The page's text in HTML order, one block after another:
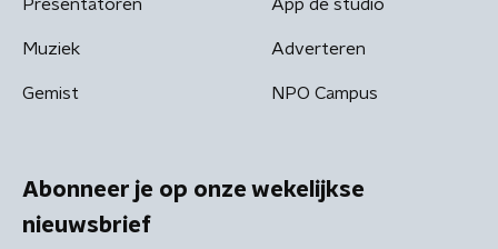
Presentatoren
Muziek
Gemist
App de studio
Adverteren
NPO Campus
Abonneer je op onze wekelijkse
nieuwsbrief